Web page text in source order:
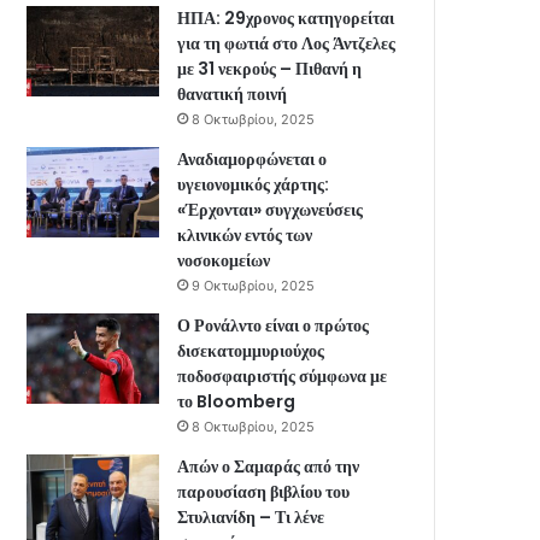
ΗΠΑ: 29χρονος κατηγορείται
για τη φωτιά στο Λος Άντζελες
με 31 νεκρούς – Πιθανή η
θανατική ποινή
8 Οκτωβρίου, 2025
Αναδιαμορφώνεται ο
υγειονομικός χάρτης:
«Έρχονται» συγχωνεύσεις
κλινικών εντός των
νοσοκομείων
9 Οκτωβρίου, 2025
Ο Ρονάλντο είναι ο πρώτος
δισεκατομμυριούχος
ποδοσφαιριστής σύμφωνα με
το Bloomberg
8 Οκτωβρίου, 2025
Απών ο Σαμαράς από την
παρουσίαση βιβλίου του
Στυλιανίδη – Τι λένε